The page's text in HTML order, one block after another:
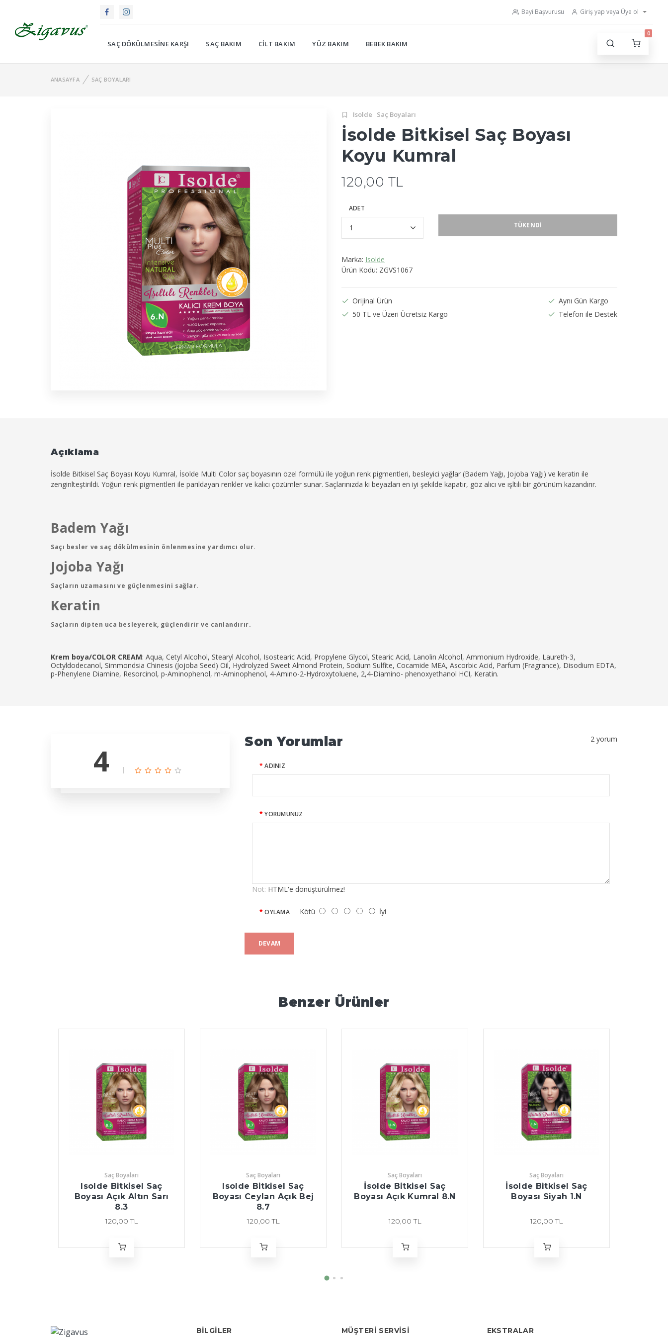
Bayi Başvurusu Giriş yap veya Üye ol
SAÇ DÖKÜLMESINE KARŞI SAÇ BAKIM CILT BAKIM YÜZ BAKIM BEBEK BAKIM
0
ANASAYFA SAÇ BOYALARI
Isolde Saç Boyaları
İsolde Bitkisel Saç Boyası
Koyu Kumral
120,00 TL
ADET
TÜKENDI
Marka: Isolde
Ürün Kodu: ZGVS1067
Orijinal Ürün
50 TL ve Üzeri Ücretsiz Kargo
Aynı Gün Kargo
Telefon ile Destek
Açıklama
İsolde Bitkisel Saç Boyası Koyu Kumral, İsolde Multi Color saç boyasının özel formülü ile yoğun renk pigmentleri, besleyici yağlar (Badem Yağı, Jojoba Yağı) ve keratin ile
zenginlteştirildi. Yoğun renk pigmentleri ile parıldayan renkler ve kalıcı çözümler sunar. Saçlarınızda ki beyazları en iyi şekilde kapatır, göz alıcı ve ışltılı bir görünüm kazandırır.
Badem Yağı
Saçı besler ve saç dökülmesinin önlenmesine yardımcı olur.
Jojoba Yağı
Saçların uzamasını ve güçlenmesini sağlar.
Keratin
Saçların dipten uca besleyerek, güçlendirir ve canlandırır.
Krem boya/COLOR CREAM: Aqua, Cetyl Alcohol, Stearyl Alcohol, Isostearic Acid, Propylene Glycol, Stearic Acid, Lanolin Alcohol, Ammonium Hydroxide, Laureth-3,
Octyldodecanol, Simmondsia Chinesis (Jojoba Seed) Oil, Hydrolyzed Sweet Almond Protein, Sodium Sulfite, Cocamide MEA, Ascorbic Acid, Parfum (Fragrance), Disodium EDTA,
p-Phenylene Diamine, Resorcinol, p-Aminophenol, m-Aminophenol, 4-Amino-2-Hydroxytoluene, 2,4-Diamino- phenoxyethanol HCI, Keratin.
4 |
Son Yorumlar 2 yorum
ADINIZ
YORUMUNUZ
Not: HTML'e dönüştürülmez!
OYLAMAKötü İyi
DEVAM
Benzer Ürünler
Saç Boyaları
Isolde Bitkisel Saç
Boyası Açık Altın Sarı
8.3
120,00 TL
Saç Boyaları
Isolde Bitkisel Saç
Boyası Ceylan Açık Bej
8.7
120,00 TL
Saç Boyaları
İsolde Bitkisel Saç
Boyası Açık Kumral 8.N
120,00 TL
Saç Boyaları
İsolde Bitkisel Saç
Boyası Siyah 1.N
120,00 TL
BILGILER MÜŞTERI SERVISI EKSTRALAR